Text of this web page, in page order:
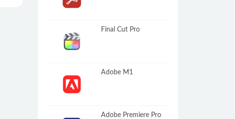
Final Cut Pro
Adobe M1
Adobe Premiere Pro